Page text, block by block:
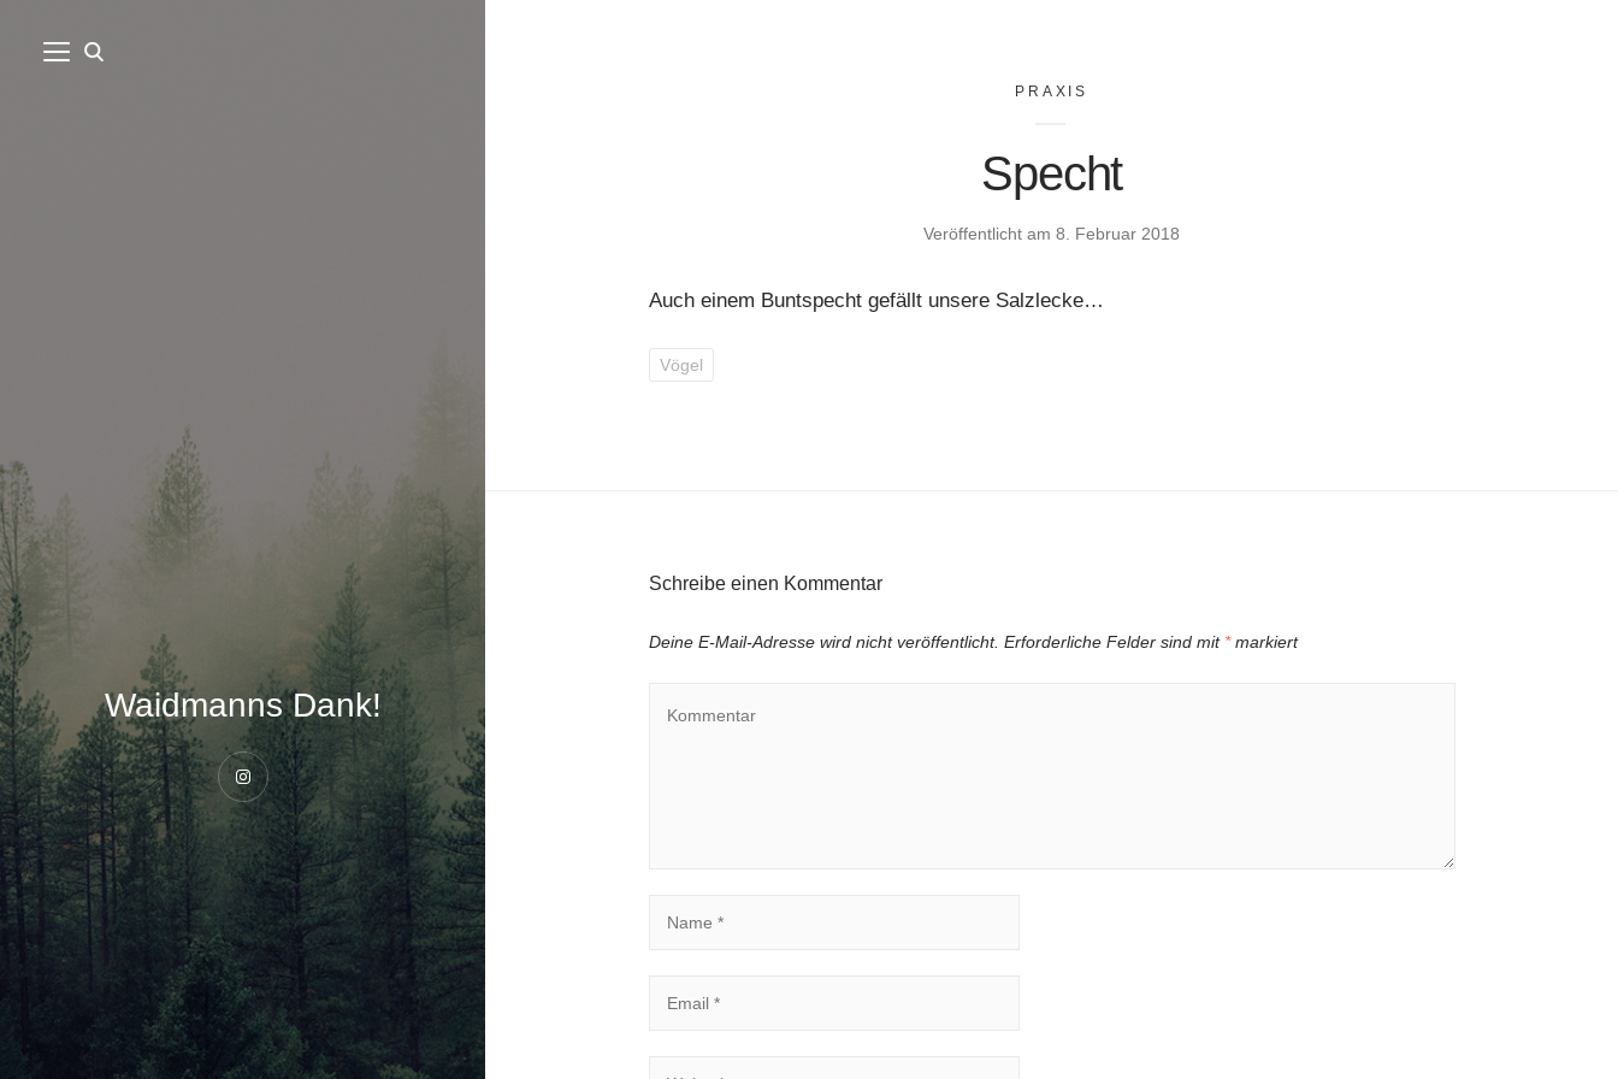
Waidmanns Dank!
Instagram
PRAXIS
Specht
Veröffentlicht am8. Februar 2018
Auch einem Buntspecht gefällt unsere Salzlecke…
Vögel
Schreibe einen Kommentar
Deine E-Mail-Adresse wird nicht veröffentlicht. Erforderliche Felder sind mit *markiert